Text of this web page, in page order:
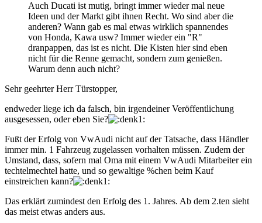
Auch Ducati ist mutig, bringt immer wieder mal neue
Ideen und der Markt gibt ihnen Recht. Wo sind aber die
anderen? Wann gab es mal etwas wirklich spannendes
von Honda, Kawa usw? Immer wieder ein "R"
dranpappen, das ist es nicht. Die Kisten hier sind eben
nicht für die Renne gemacht, sondern zum genießen.
Warum denn auch nicht?
Sehr geehrter Herr Türstopper,
endweder liege ich da falsch, bin irgendeiner Veröffentlichung
ausgesessen, oder eben Sie?
Fußt der Erfolg von VwAudi nicht auf der Tatsache, dass Händler
immer min. 1 Fahrzeug zugelassen vorhalten müssen. Zudem der
Umstand, dass, sofern mal Oma mit einem VwAudi Mitarbeiter ein
techtelmechtel hatte, und so gewaltige %chen beim Kauf
einstreichen kann?
Das erklärt zumindest den Erfolg des 1. Jahres. Ab dem 2.ten sieht
das meist etwas anders aus.